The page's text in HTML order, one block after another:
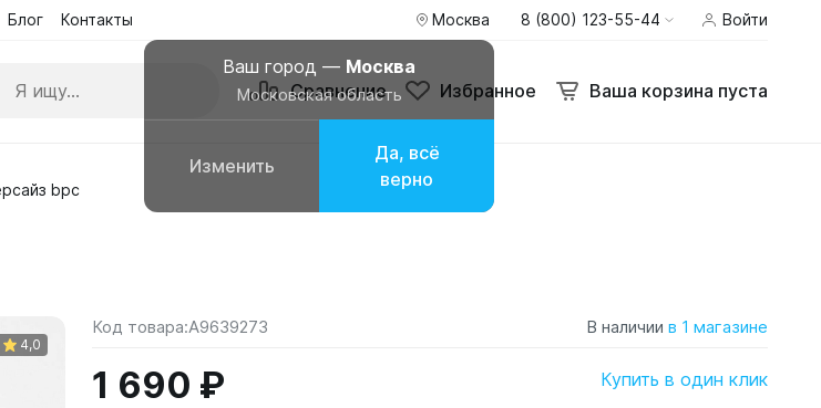
Блог Контакты Москва
Ваш город — Москва
Московская область
Изменить
Да, всё
верно
8 (800) 123-55-44 Войти
Сравнение Избранное Ваша корзина пуста
bpc
4,0
Код товара:A9639273 В наличии в 1 магазине
1 690 ₽ Купить в один клик